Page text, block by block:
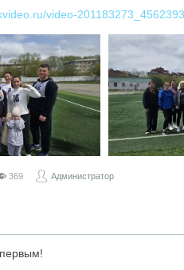
video-
369 Администратор